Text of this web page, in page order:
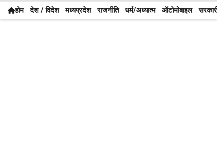
होम देश / विदेश मध्यप्रदेश राजनीति धर्म/अध्यात्म ऑटोमोबाइल